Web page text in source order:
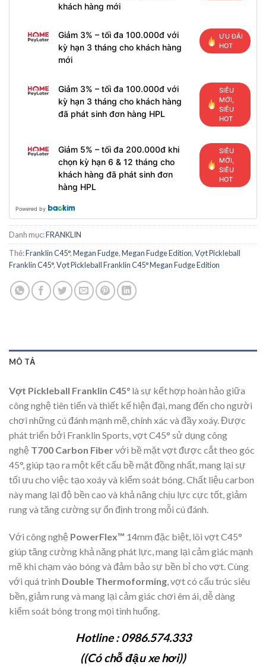
khách hàng mới
Giảm 3% – tối đa 100.000đ với
kỳ hạn 3 tháng cho khách hàng
mới
ƯU ĐÃI
HOT
Giảm 3% – tối đa 100.000đ với
kỳ hạn 3 tháng cho khách hàng
đã phát sinh đơn hàng HPL
SIÊU
MỚI,
SIÊU
HOT
Giảm 5% – tối đa 200.000đ khi
chọn kỳ hạn 6 & 12 tháng cho
khách hàng đã phát sinh đơn
hàng HPL
SIÊU
MỚI,
SIÊU
HOT
Powered by
Danh mục:FRANKLIN
Thẻ:Franklin C45°,Megan Fudge,Megan Fudge Edition,Vợt Pickleball
Franklin C45°,Vợt Pickleball Franklin C45° Megan Fudge Edition
MÔ TẢ
Vợt Pickleball Franklin C45° là sự kết hợp hoàn hảo giữa
công nghệ tiên tiến và thiết kế hiện đại, mang đến cho người
chơi những cú đánh mạnh mẽ, chính xác và đầy xoáy. Được
phát triển bởi Franklin Sports, vợt C45° sử dụng công
nghệ T700 Carbon Fibervới bề mặt vợt được cắt theo góc
45°, giúp tạo ra một kết cấu bề mặt đồng nhất, mang lại sự
tối ưu cho việc tạo xoáy và kiểm soát bóng. Chất liệu carbon
này mang lại độ bền cao và khả năng chịu lực cực tốt, giảm
rung và tăng cường sự ổn định trong mỗi cú đánh.
Với công nghệ PowerFlex™ 14mm đặc biệt, lõi vợt C45°
giúp tăng cường khả năng phát lực, mang lại cảm giác mạnh
mẽ khi chạm vào bóng và đảm bảo sự bền bỉ cho vợt. Cùng
với quá trình Double Thermoforming, vợt có cấu trúc siêu
bền, giảm rung và mang lại cảm giác chơi êm ái, dễ dàng
kiểm soát bóng trong mọi tình huống.
Hotline : 0986.574.333
((Có chỗ đậu xe hơi))